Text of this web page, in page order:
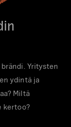
Yritysten
ydintä ja
Miltä
kertoo?